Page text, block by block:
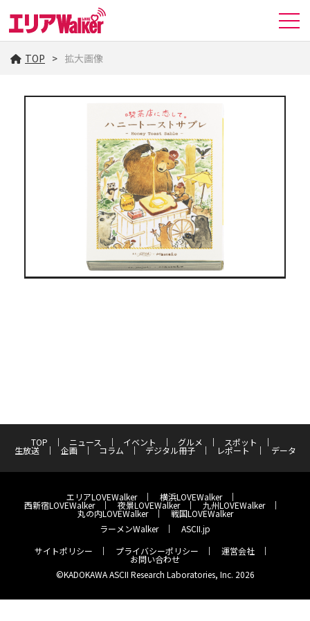
TOP 拡大画像
TOP ニュース イベント グルメ スポット
生放送 企画 コラム デジタル冊子 レポート データ
エリアLOVEWalker 横浜LOVEWalker
西新宿LOVEWalker 夜景LOVEWalker 九州LOVEWalker
丸の内LOVEWalker
戦国LOVEWalker
ラーメンWalker
ASCII.jp
サイトポリシー
プライバシーポリシー 運営会社
お問い合わせ
©KADOKAWA ASCII Research Laboratories, Inc. 2026